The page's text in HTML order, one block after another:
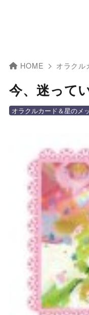
HOME オラクル
今、迷って
オラクルカード＆星のメ